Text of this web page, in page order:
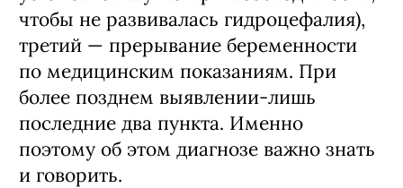
чтобы не развивалась гидроцефалия),
третий — прерывание беременности
по медицинским показаниям. При
более позднем выявлении-лишь
последние два пункта. Именно
поэтому об этом диагнозе важно знать
и говорить.